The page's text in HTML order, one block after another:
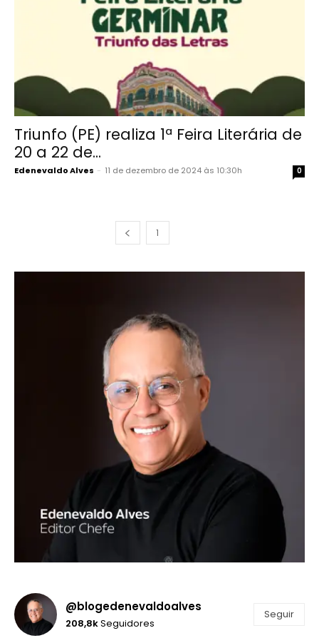
Triunfo (PE) realiza 1ª Feira Literária de
20 a 22 de...
Edenevaldo Alves - 11 de dezembro de 2024 às 10:30h 0
1
@blogedenevaldoalves
208,8kSeguidores
Seguir